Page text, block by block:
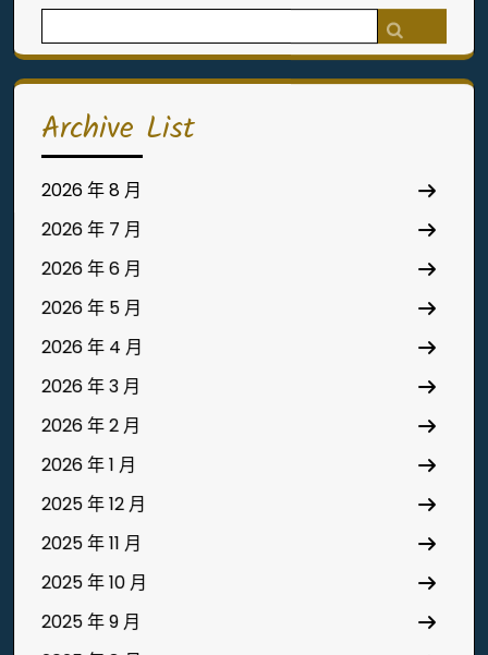
for:
Archive List
2026 年 8 月
2026 年 7 月
2026 年 6 月
2026 年 5 月
2026 年 4 月
2026 年 3 月
2026 年 2 月
2026 年 1 月
2025 年 12 月
2025 年 11 月
2025 年 10 月
2025 年 9 月